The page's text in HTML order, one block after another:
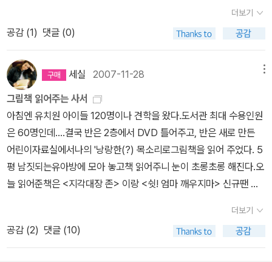
래”라는 이름으로 시골인 전남 고흥에서 서재도서관·책박물관을 꾸
립니다. ‘보리 국어사전’ 편집장을 맡았고, ‘이오덕 어른 유고’를 갈무
리했습니다. 《새로 쓰는 말밑 꾸러미 사전》, 《들꽃내음 따라 걷다가
작은책집을 보았습니다》, 《우리말꽃》, 《미래세대를 위한 우리말과
문해력》, 《쉬운 말이 평화》, 《곁말》, 《곁책》, 《새로 쓰는 말밑 꾸러미
사전》, 《새로 쓰는 비슷한말 꾸러미 사전》, 《새로 쓰는 겹말 꾸러미
사전》, 《새로 쓰는 우리말 꾸러미 사전》, 《책숲마실》, 《우리말 수수
께끼 동시》, 《우리말 동시 사전》, 《우리말 글쓰기 사전》, 《이오덕 마
음 읽기》, 《시골에서 살림 짓는 즐거움》, 《숲에서 살려낸 우리말》,
《마을에서 살려낸 우리말》, 《읽는 우리말 사전 1·2·3》 들을 썼습니다.
blog.naver.com/hbooklove
산교육청에서 강조하고 있는 북리더 활동을 멋지게 해 내셨다. 언니,
오빠들과 함께 한 특별한 경험 덕에 1학년 담임 선생님께서 어머니들
미있는 활동이 되리라는 생각이 든다. 글자 없는 그림책이다. 자유
로운 상상이 가능한 책. 책을 다 읽어준 후, 책을 전부 복사해서 아이
들에게 나누어 주고는 이야기를 다 만들어 보게 하셨다고 한다. 다양
한 이야기의 재탄생이 왁자지껄! 글자없는 그림책으로요즘 이 책이
인기가 있는 듯하다고 말씀 드렸다. 도서관에서 빌렸다고 읽어달
라고 하는 1학년 아이의 청을 거절하지 못해 읽어주신 책. 아이들이
재미있다고 보고 또 보고 했단다. 이 책 내용 들으니 <<장갑>>도 생
각나고 <<선인장 호텔>>도 생각난다. 작가의 이름만 보고도
업을 하였다. 마지막 페이지의 반전에 1학년 아이들이 어떤 반응을 보
일지 모르겠다고 하셨다. 이 책을 읽어 줄 계획이라고 하시면서 우
리에게 소개해 주셨는데보자기를 이용한 다양한 놀이와 함께 하면 더
가는중이라고 그래 빙판길에 넘어지지 않게 조심해서 오라고 말을 한
다,아이는 또 찬바람 가르며 집으로 달려오겠지,,오면 따스하게 안아
주어야지,,집에 도착한 딸의 볼과 손은 발갛게 달아있다 장갑을 끼고
오라고 했건만 아이 손은 차다,따스한 방구들은 없지만 전기장판 아
래에 손을 넣어 손을 따스하게 한다,아이는 스르르 몸이 녹는다고 한
다,그렇게 또 우리의 방콕은 시작되었다,빈둥빈둥 책보다, 문제집 풀
다,밥먹고,,오후에 수학 학습지 선생님이 오셔셔 작은 골목길이 너무
추워서 꽁꽁얼어 붙었다고 일러주신다,선생님 운전중에 사고가 났다
고 그런데 별거 아니라고,,조심조심 운전을 하는데 갑자기 바퀴가 돌
면서 정차해놓은 차량 옆으로 차가 쿵,,이런,선생님 차는 괜찮은데 정
차해 놓은 차가, 조금 찌그러 들었다고,,보험회사에 연락을 하고 오셨
다고 이런,,너무 추워서 골목길에 눈이 얼어 붙어 녹지를 않는다고,,그
래 너무 춥다 아이들이 길거리에서 스케이트를 타도 될만큼 꽁꽁언
더보기
공감 (1) 댓글 (0)
세실 2007-11-28
그림책 읽어주는 사서
아침엔 유치원 아이들 120명이나 견학을 왔다.도서관 최대 수용인원
은 60명인데....결국 반은 2층에서 DVD 틀어주고, 반은 새로 만든
어린이자료실에서나의 '낭랑한(?) 목소리로그림책을 읽어 주었다. 5
평 남짓되는유아방에 모아 놓고책 읽어주니 눈이 초롱초롱 해진다.오
늘 읽어준책은 <지각대장 존> 이랑 <쉿! 엄마 깨우지마> 신규땐 책
에 보이는 책 중 마음에 드는 책 꺼내 읽어 주어도 성공이다.<지각대
장존>은참 맘에 든다.책 읽어주면서 오버 액션도 즐겁고, 다음에 뭐
가 나올까 알아 맞추기도 재미있고, 읽고 난뒤엔 독서퀴즈로 주인공
더보기
공감 (2) 댓글 (10)